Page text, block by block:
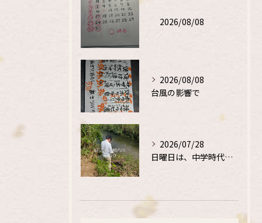
2026/08/08
2026/08/08
台風の影響で
2026/07/28
日曜日は、中学時代の、同級生と鮎釣り